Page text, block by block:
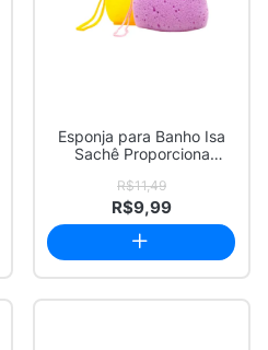
Esponja para Banho Isa
Sachê Proporciona
R$11,49
R$9,99